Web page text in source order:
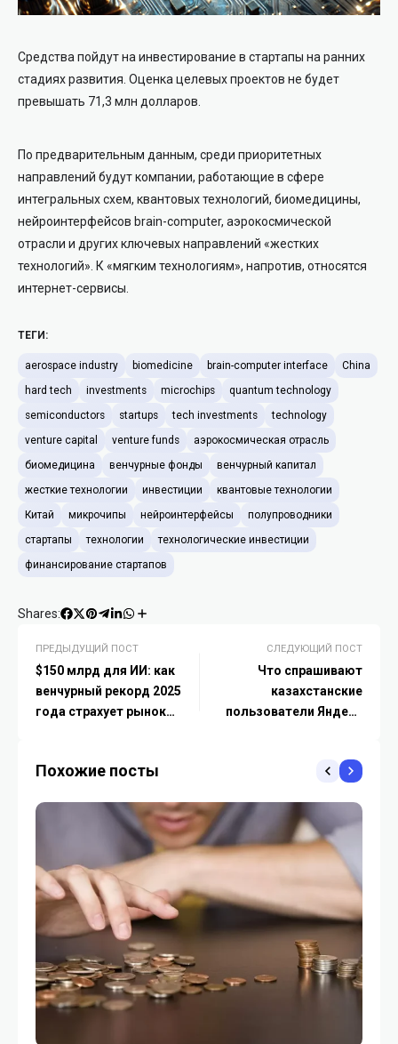
Средства пойдут на инвестирование в стартапы на ранних
стадиях развития. Оценка целевых проектов не будет
превышать 71,3 млн долларов.
По предварительным данным, среди приоритетных
направлений будут компании, работающие в сфере
интегральных схем, квантовых технологий, биомедицины,
нейроинтерфейсов brain-computer, аэрокосмической
отрасли и других ключевых направлений «жестких
технологий». К «мягким технологиям», напротив, относятся
интернет-сервисы.
ТЕГИ:
aerospace industry biomedicine brain-computer interface
China
hard tech
investments microchips
quantum technology
semiconductors
startups tech investments
technology
venture capital
venture funds
аэрокосмическая отрасль
биомедицина
венчурные фонды
венчурный капитал
жесткие технологии
инвестиции
квантовые технологии
Китай
микрочипы нейроинтерфейсы
полупроводники
стартапы
технологии
технологические инвестиции
финансирование стартапов
Shares:
ПРЕДЫДУЩИЙ ПОСТ
$150 млрд для ИИ: как
венчурный рекорд 2025
года страхует рынок
СЛЕДУЮЩИЙ ПОСТ
Что спрашивают
казахстанские
пользователи Яндекс
Похожие посты